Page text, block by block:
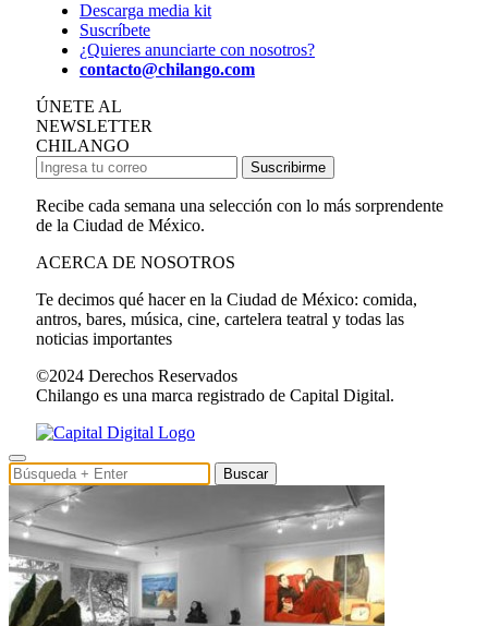
Descarga media kit
Suscríbete
¿Quieres anunciarte con nosotros?
contacto@chilango.com
ÚNETE AL
NEWSLETTER
CHILANGO
Suscribirme
Recibe cada semana una selección con lo más sorprendente
de la Ciudad de México.
ACERCA DE NOSOTROS
Te decimos qué hacer en la Ciudad de México: comida,
antros, bares, música, cine, cartelera teatral y todas las
noticias importantes
©2024 Derechos Reservados
Chilango es una marca registrado de Capital Digital.
Buscar